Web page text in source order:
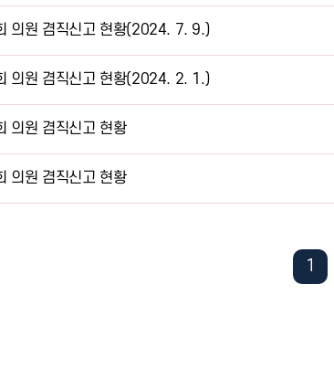
의원 겸직신고 현황(2024. 7. 9.)
의원 겸직신고 현황(2024. 2. 1.)
의원 겸직신고 현황
의원 겸직신고 현황
1